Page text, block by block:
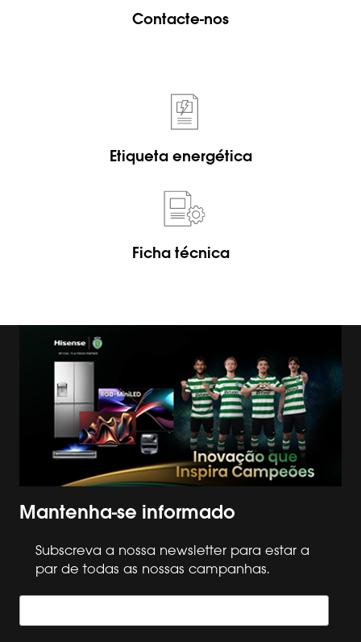
Contacte-nos
Etiqueta energética
Ficha técnica
Mantenha-se informado
Subscreva a nossa newsletter para estar a
par de todas as nossas campanhas.